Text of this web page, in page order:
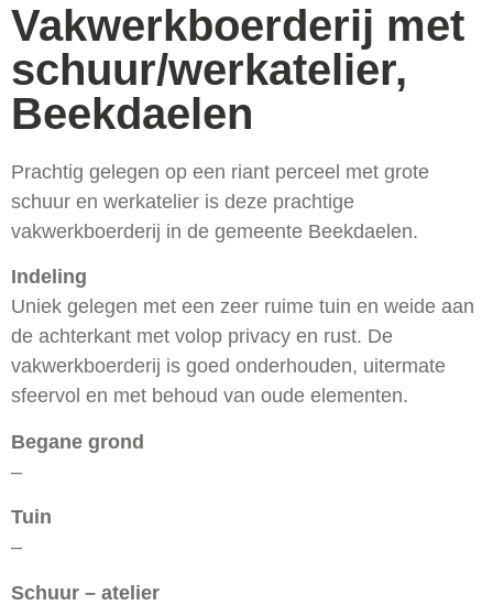
Vakwerkboerderij met
schuur/werkatelier,
Beekdaelen
Prachtig gelegen op een riant perceel met grote
schuur en werkatelier is deze prachtige
vakwerkboerderij in de gemeente Beekdaelen.
Indeling
Uniek gelegen met een zeer ruime tuin en weide aan
de achterkant met volop privacy en rust. De
vakwerkboerderij is goed onderhouden, uitermate
sfeervol en met behoud van oude elementen.
Begane grond
–
Tuin
–
Schuur – atelier